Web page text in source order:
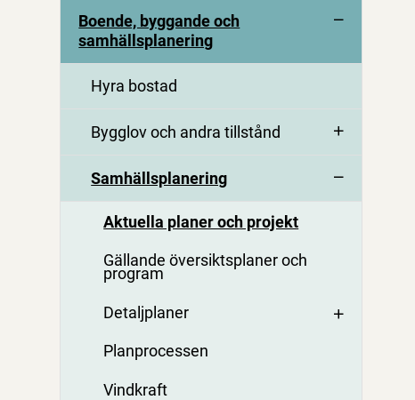
Boende, byggande och
samhällsplanering
Hyra bostad
Bygglov och andra tillstånd
Samhällsplanering
Aktuella planer och projekt
Gällande översiktsplaner och
program
Detaljplaner
Planprocessen
Vindkraft